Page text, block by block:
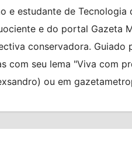
e estudante de
e do portal Gazeta
conservadora. Guiado
com seu lema "Viva com
ou em
ALMANAQUE